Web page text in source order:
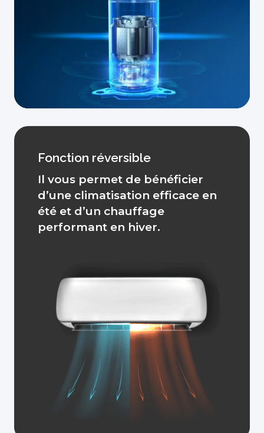
Fonction réversible
Il vous permet de bénéficier
d’une climatisation efficace en
été et d’un chauffage
performant en hiver.